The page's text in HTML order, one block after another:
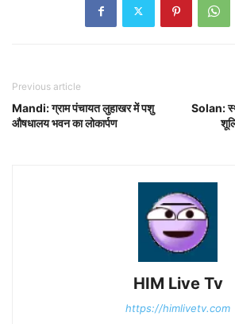
Previous article
Mandi: ग्राम पंचायत लुहाखर में पशु
औषधालय भवन का लोकार्पण
Solan:
HIM Live Tv
https://himlivetv.com